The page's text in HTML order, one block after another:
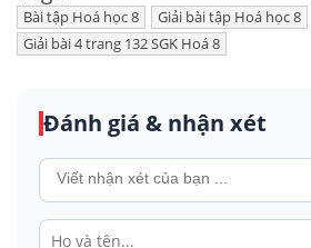
Bài tập Hoá học 8 Giải bài tập Hoá học 8
Giải bài 4 trang 132 SGK Hoá 8
Đánh giá & nhận xét